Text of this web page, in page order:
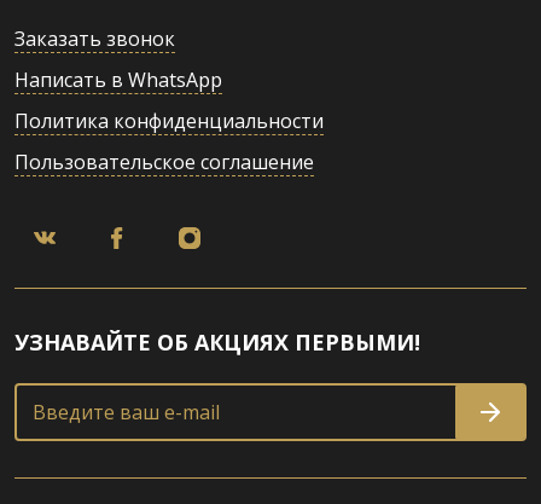
Заказать звонок
Написать в WhatsApp
Политика конфиденциальности
Пользовательское соглашение
УЗНАВАЙТЕ ОБ АКЦИЯХ ПЕРВЫМИ!
Введите ваш e-mail